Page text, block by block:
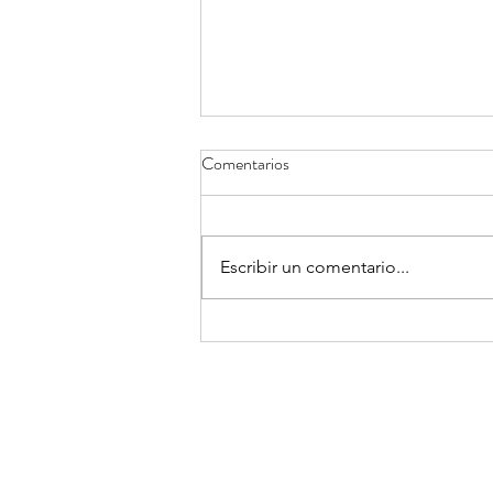
Envejecimiento inverso, una
sencillos sobre el envejecimiento
Comentarios
Escribir un comentario...